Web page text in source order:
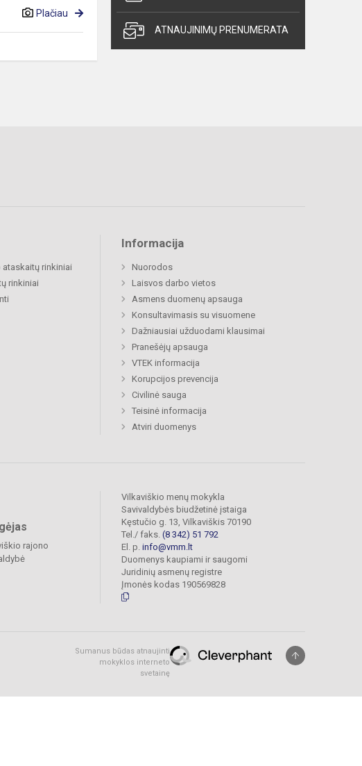
Plačiau
ATNAUJINIMŲ PRENUMERATA
rinkiniai
rinkiniai
Informacija
Nuorodos
Laisvos darbo vietos
Asmens duomenų apsauga
Konsultavimasis su visuomene
Dažniausiai užduodami klausimai
Pranešėjų apsauga
VTEK informacija
Korupcijos prevencija
Civilinė sauga
Teisinė informacija
Atviri duomenys
rajono
Vilkaviškio menų mokykla
Savivaldybės biudžetinė įstaiga
Kęstučio g. 13, Vilkaviškis 70190
Tel./ faks. (8 342) 51 792
El. p. info@vmm.lt
Duomenys kaupiami ir saugomi
Juridinių asmenų registre
Įmonės kodas 190569828
Sumanus būdas atnaujinti
mokyklos interneto
svetainę